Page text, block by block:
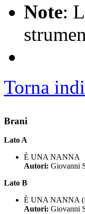
Note:
Torna
Brani
Lato A
È UNA NANNA
Autori: Giovanni
Lato B
È UNA NANNA
Autori: Giovanni